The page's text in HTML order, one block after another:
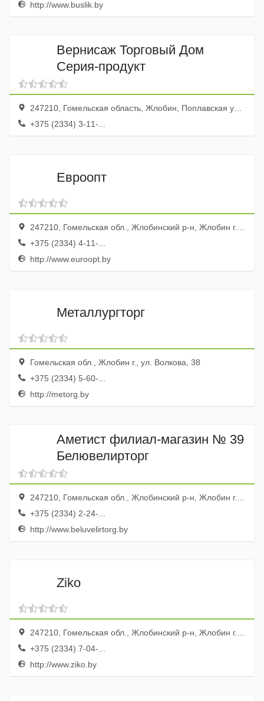
http://www.buslik.by
Вернисаж Торговый Дом
Серия-продукт
247210, Гомельская область, Жлобин, Поплавская улица, 3А
+375 (2334) 3-11-...
Евроопт
247210, Гомельская обл., Жлобинский р-н, Жлобин г., 20-й микрорайон, 30
+375 (2334) 4-11-...
http://www.euroopt.by
Металлургторг
Гомельская обл., Жлобин г., ул. Волкова, 38
+375 (2334) 5-60-...
http://metorg.by
Аметист филиал-магазин № 39
Белювелирторг
247210, Гомельская обл., Жлобинский р-н, Жлобин г., ул. Первомайская, 45
+375 (2334) 2-24-...
http://www.beluvelirtorg.by
Ziko
247210, Гомельская обл., Жлобинский р-н, Жлобин г., Микрорайон-20, 30, пом. 51
+375 (2334) 7-04-...
http://www.ziko.by